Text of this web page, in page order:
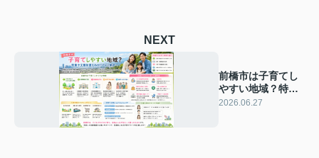
NEXT
前橋市は子育てし
やすい地域？特徴
や支援制度をわか
2026.06.27